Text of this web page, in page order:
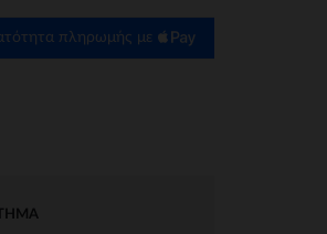
πληρωμής με